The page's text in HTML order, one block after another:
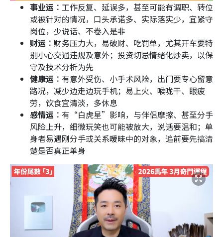
事业运︰ 工作反复、延误多，甚至可能有调职、转位
或被针对的情况，口头承诺多、实际落实少，宜紧守
岗位，少说话、不卷入是非
财运︰ 财务压力大，易破财、吃罚单，尤其开车要特
别小心交通违规及意外；投资切忌情绪化炒卖，以保
守及技术分析为先
健康运︰ 有意外受伤、小手术风险，出门要专心留意
路况，减少边走边玩手机；易上火、喉咙干、眼疲
劳，饮食宜清淡，多休息
感情运︰ 有“白虎星”影响，与伴侣摩擦、甚至分手
风险上升，细微玩笑也可能被放大，说话要温和；单
身者易遇刚分手或关系暧昧中的对象，追前要先搞清
楚是否真正单身